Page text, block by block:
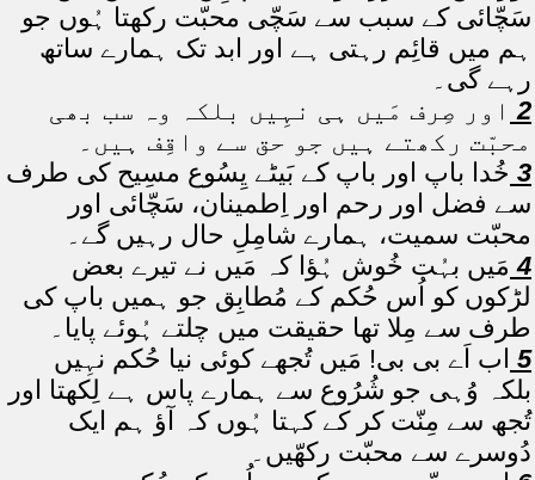
سَچّائی کے سبب سے سَچّی محبّت رکھتا ہُوں جو
ہم میں قائِم رہتی ہے اور ابد تک ہمارے ساتھ
رہے گی۔
2 اور صِرف مَیں ہی نہِیں بلکہ وہ سب بھی
محبّت رکھتے ہیں جو حق سے واقِف ہیں۔
3 خُدا باپ اور باپ کے بَیٹے یِسُوع مسِیح کی طرف
سے فضل اور رحم اور اِطمینان، سَچّائی اور
محبّت سمیت، ہمارے شامِلِ حال رہیں گے۔
4 مَیں بہُت خُوش ہُؤا کہ مَیں نے تیرے بعض
لڑکوں کو اُس حُکم کے مُطابِق جو ہمیں باپ کی
طرف سے مِلا تھا حقیقت میں چلتے ہُوئے پایا۔
5 اب اَے بی بی! مَیں تُجھے کوئی نیا حُکم نہِیں
بلکہ وُہی جو شُرُوع سے ہمارے پاس ہے لِکھتا اور
تُجھ سے مِنّت کر کے کہتا ہُوں کہ آؤ ہم ایک
دُوسرے سے محبّت رکھّیں۔